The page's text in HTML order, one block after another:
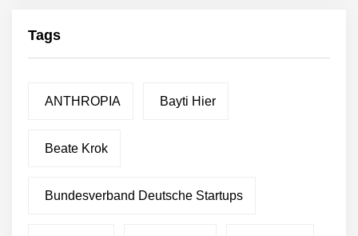
Tags
ANTHROPIA Bayti Hier
Beate Krok
Bundesverband Deutsche Startups